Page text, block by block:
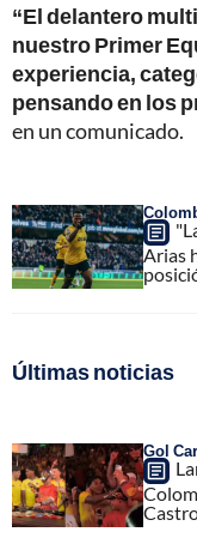
“El delantero
nuestro Primer
experiencia,
pensando en los
en un comunicado.
Arias
Últimas noticias
Gol